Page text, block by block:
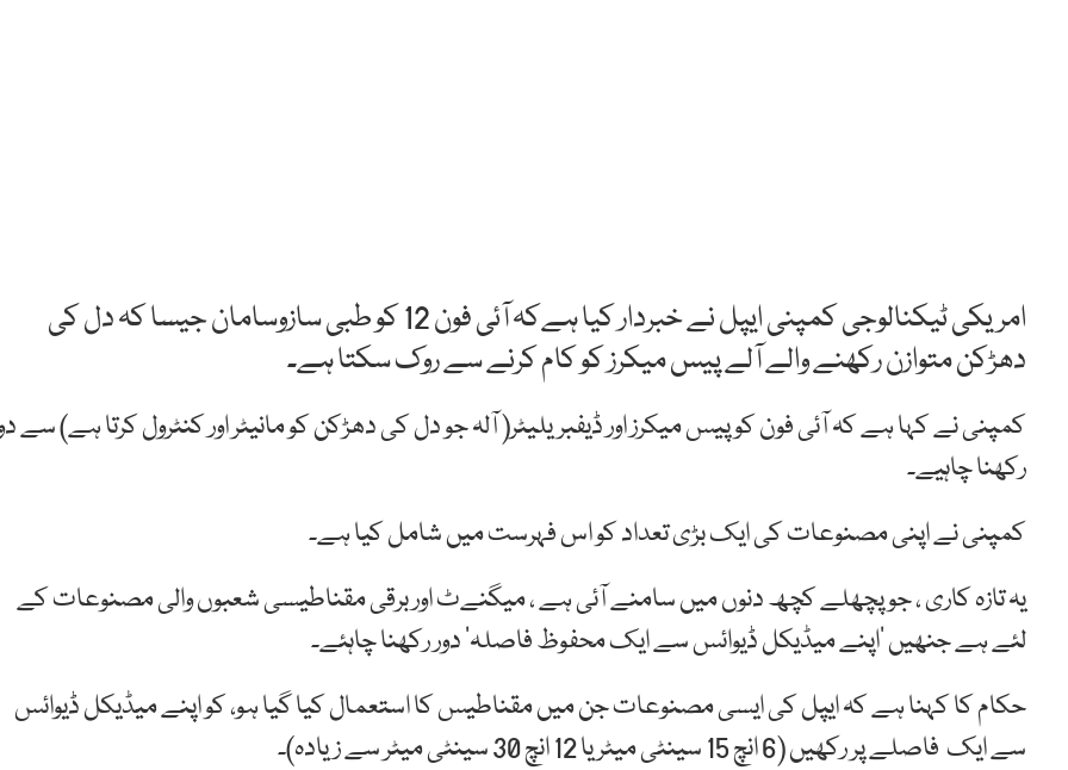
امریکی ٹیکنالوجی کمپنی ایپل نے خبردار کیا ہےکہ آئی فون 12 کو طبی سازوسامان جیسا کہ دل کی
دھڑکن متوازن رکھنے والے آلے پیس میکرز کو کام کرنے سے روک سکتا ہے۔
کمپنی نے کہا ہے کہ آئی فون کو پیس میکرز اور ڈیفبریلیٹر( آلہ جو دل کی دھڑکن کو مانیٹر اور کنٹرول کرتا ہے) سے
رکھنا چاہیے۔
کمپنی نے اپنی مصنوعات کی ایک بڑی تعداد کو اس فہرست میں شامل کیا ہے۔
یہ تازہ کاری ، جو پچھلے کچھ دنوں میں سامنے آئی ہے ، میگنےٹ اور برقی مقناطیسی شعبوں والی مصنوعات کے
لئے ہے جنھیں ‘اپنے میڈیکل ڈیوائس سے ایک محفوظ فاصلہ’ دور رکھنا چاہئے۔
حکام کا کہنا ہے کہ ایپل کی ایسی مصنوعات جن میں مقناطیس کا استعمال کیا گیا ہو، کو اپنے میڈیکل ڈیوائس
سے ایک فاصلے پر رکھیں (6 انچ 15 سینٹی میٹر یا 12 انچ 30 سینٹی میٹر سے زیادہ)۔